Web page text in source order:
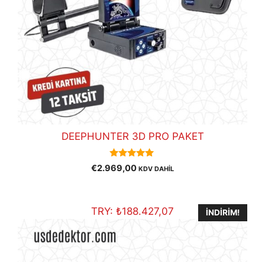
DEEPHUNTER 3D PRO PAKET
5.00
out of 5
€2.969,00 KDV DAHİL
TRY: ₺188.427,07 İNDIRIM!